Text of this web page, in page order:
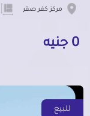
مركز كفر صقر
0 جنيه
للبيع